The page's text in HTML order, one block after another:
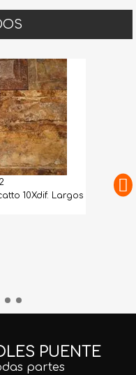
10Xdif. Largos
PUENTE
partes